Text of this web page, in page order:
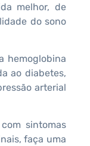
melhor, de
do sono
hemoglobina
ao diabetes,
arterial
sintomas
faça uma